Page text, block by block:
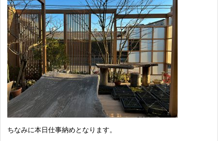
ちなみに本日仕事納めとなります。